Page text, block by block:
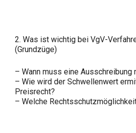
2. Was ist wichtig bei VgV-
(Grundzüge)
– Wann muss eine Ausschreibung
– Wie wird der Schwellenwert
Preisrecht?
– Welche